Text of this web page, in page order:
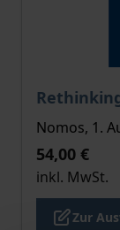
Der Preis
Nomos, 1.
54,00 €
inkl. MwSt.
Zur